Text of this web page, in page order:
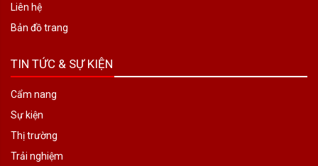
Liên hệ
Bản đồ trang
TIN TỨC & SỰ KIỆN
Cẩm nang
Sự kiện
Thị trường
Trải nghiệm